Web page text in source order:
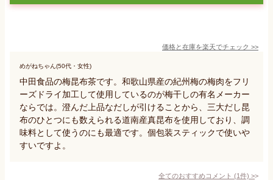
価格と在庫を楽天でチェック >>
めがねちゃん(50代・女性)
中田食品の梅昆布茶です。和歌山県産の紀州梅の梅肉をフリ
ーズドライ加工して使用しているのが梅干しの有名メーカー
ならでは。澄んだ上品なだしが引けることから、三大だし昆
布のひとつにも数えられる道南産真昆布を使用しており、調
味料として使うのにも最適です。個包装スティックで使いや
すいですよ。
全てのおすすめコメント (1件) >